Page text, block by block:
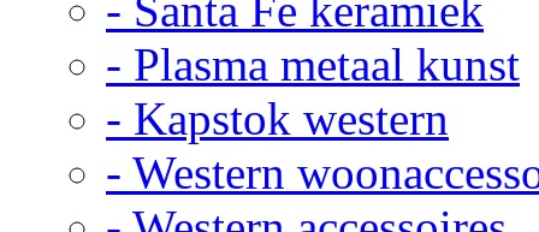
- Plasma metaal kunst
- Kapstok western
- Western